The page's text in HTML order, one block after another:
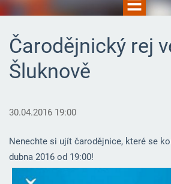
Čarodějnický rej
Šluknově
30.04.2016 19:00
Nenechte si ujít čarodějnice, které se
dubna 2016 od 19:00!